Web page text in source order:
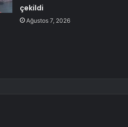
çekildi
Ağustos 7, 2026